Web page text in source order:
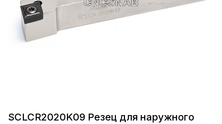
SCLCR2020K09 Резец для наружного